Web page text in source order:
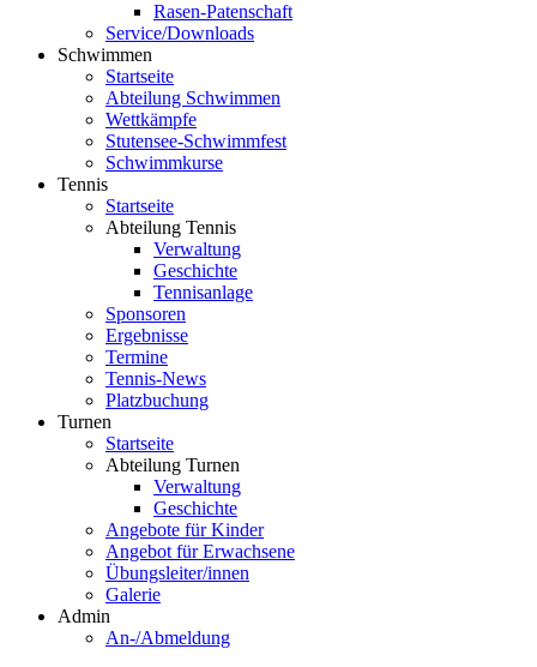
Rasen-Patenschaft
Service/Downloads
Schwimmen
Startseite
Abteilung Schwimmen
Wettkämpfe
Stutensee-Schwimmfest
Schwimmkurse
Tennis
Startseite
Abteilung Tennis
Verwaltung
Geschichte
Tennisanlage
Sponsoren
Ergebnisse
Termine
Tennis-News
Platzbuchung
Turnen
Startseite
Abteilung Turnen
Verwaltung
Geschichte
Angebote für Kinder
Angebot für Erwachsene
Übungsleiter/innen
Galerie
Admin
An-/Abmeldung